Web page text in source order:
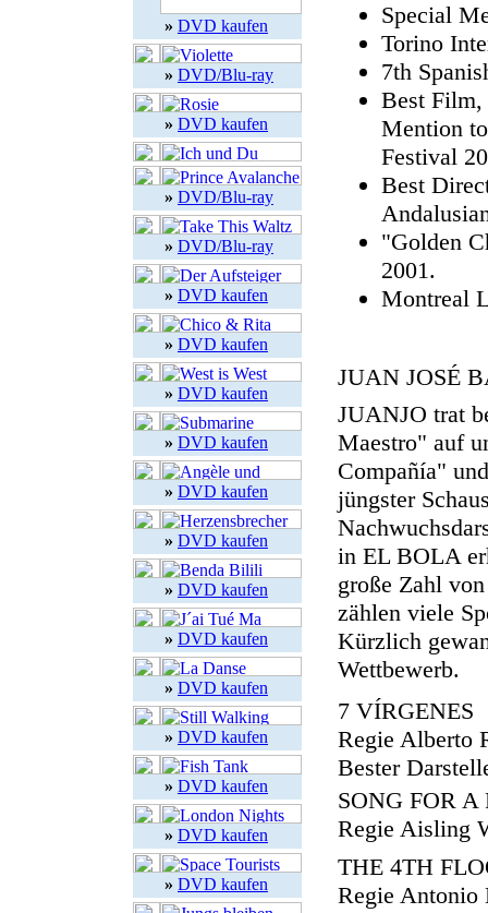
» DVD kaufen
» DVD/Blu-ray
» DVD kaufen
» DVD/Blu-ray
» DVD/Blu-ray
» DVD kaufen
» DVD kaufen
» DVD kaufen
» DVD kaufen
» DVD kaufen
» DVD kaufen
» DVD kaufen
» DVD kaufen
» DVD kaufen
» DVD kaufen
» DVD kaufen
» DVD kaufen
» DVD kaufen
Special
Torino
7th
Best Film,
Mention
Festival
Best
"Golden
2001.
Montreal
JUAN JOSÉ
JUANJO trat
Maestro" auf
Compañía"
jüngster
in EL BOLA
große Zahl
zählen viele
Kürzlich
Wettbewerb.
7 VÍRGENES
Regie Alberto
Bester
SONG FOR
Regie Aisling
THE 4TH
Regie Antonio